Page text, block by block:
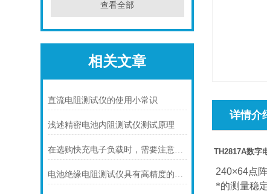
查看全部
相关文章
直流电阻测试仪的使用小常识
浅述精密电池内阻测试仪测试原理
在选购快充电子负载时，需要注意一些关键因素
电池绝缘电阻测试仪具有高精度的测量能力
详情介
TH2817A数字
240×64点
*的测量稳